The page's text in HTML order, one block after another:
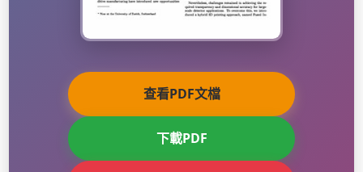
查看PDF文檔
下載PDF